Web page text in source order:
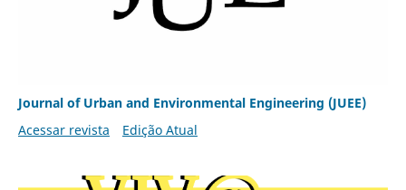
Journal of Urban and Environmental Engineering (JUEE)
Acessar revista
Edição Atual